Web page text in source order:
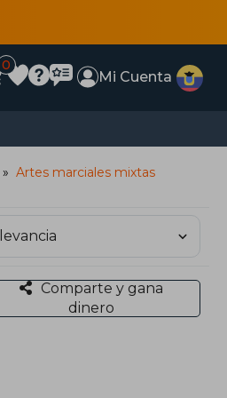
0
Mi Cuenta
Artes marciales mixtas
Comparte y gana
dinero